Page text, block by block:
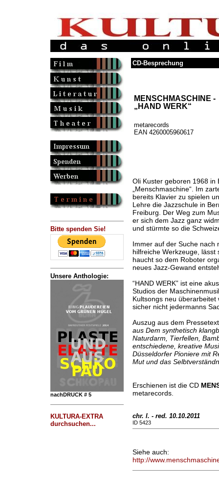
Bitte spenden Sie!
Unsere Anthologie:
nachDRUCK # 5
KULTURA-EXTRA
durchsuchen...
CD-Besprechung
MENSCHMASCHINE -
„HAND WERK“
metarecords
EAN 4260005960617
Oli Kuster geboren 1968 in
„Menschmaschine“. Im
bereits Klavier zu spielen
Lehre die Jazzschule in
Freiburg. Der Weg zum
er sich dem Jazz ganz
und stürmte so die
Immer auf der Suche nach
hilfreiche Werkzeuge, lässt
haucht so dem Roboter
neues Jazz-Gewand
“HAND WERK” ist eine
Studios der
Kultsongs neu
sicher nicht jedermanns
Auszug aus dem
aus Dem synthetisch
Naturdarm, Tierfellen,
entschiedene, kreative
Düsseldorfer Pioniere mit
Mut und das
Erschienen ist die CD
metarecords.
chr. l. - red. 10.10.2011
ID 5423
Siehe auch:
http://